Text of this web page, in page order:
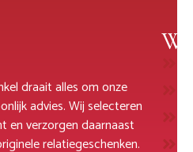
draait alles om onze
advies. Wij selecteren
en verzorgen daarnaast
relatiegeschenken.